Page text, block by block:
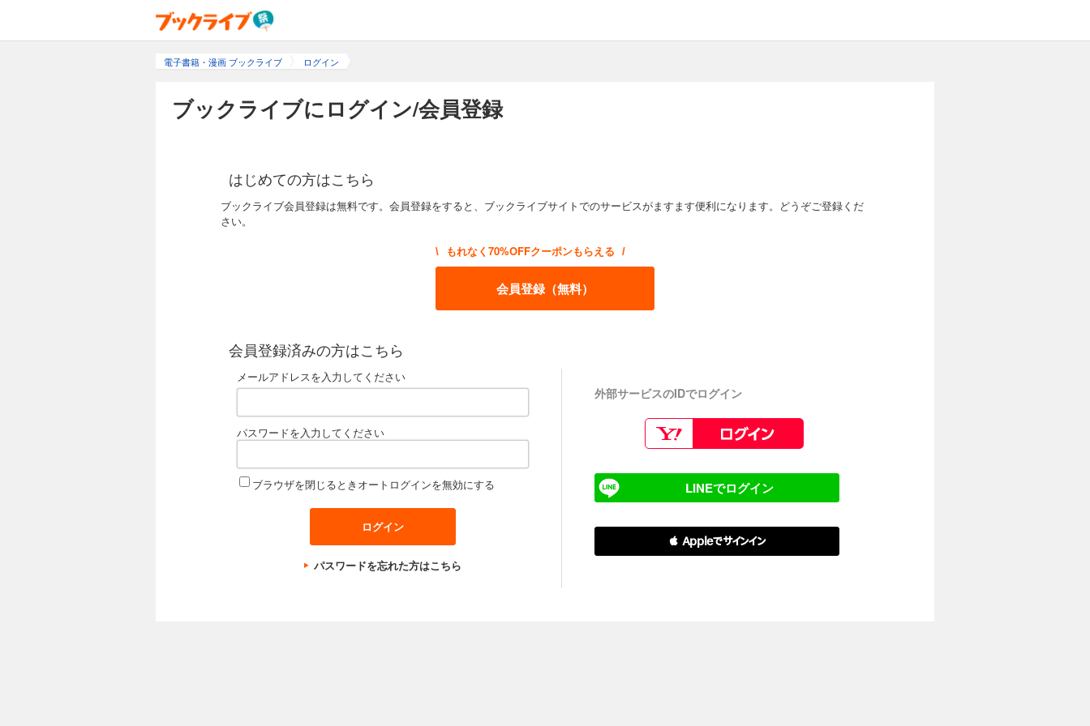
電子書籍・漫画 ブックライブ ログイン
ブックライブにログイン/会員登録
はじめての方はこちら
ブックライブ会員登録は無料です。会員登録をすると、ブックライブサイトでのサービスがますます便利になります。どうぞご登録くだ
さい。
\ もれなく70%OFFクーポンもらえる /
会員登録（無料）
会員登録済みの方はこちら
メールアドレスを入力してください
パスワードを入力してください
ブラウザを閉じるときオートログインを無効にする
パスワードを忘れた方はこちら
外部サービスのIDでログイン
LINEでログイン
 Appleでサインイン